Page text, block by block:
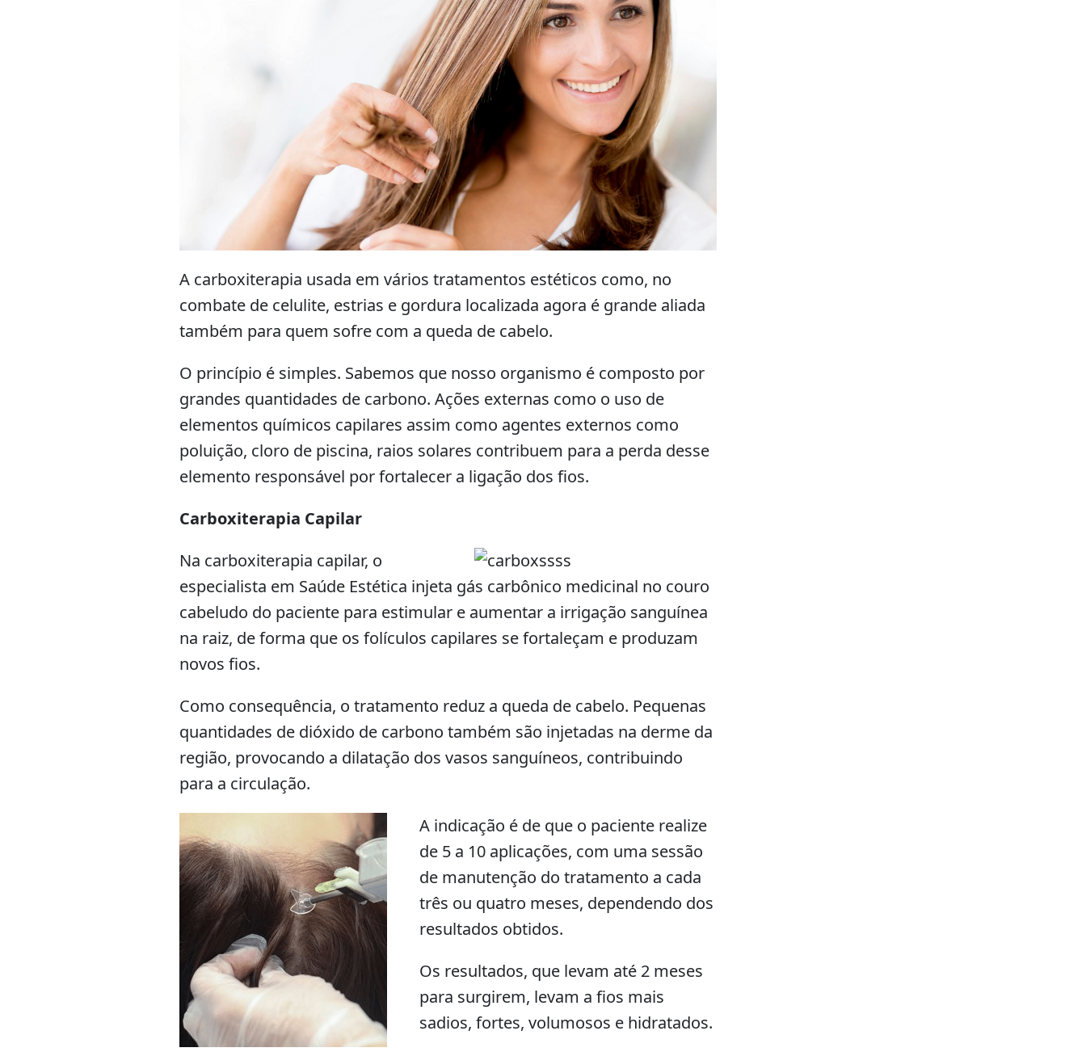
diminuir
o
volume.
A carboxiterapia usada em vários tratamentos estéticos como, no
combate de celulite, estrias e gordura localizada agora é grande aliada
também para quem sofre com a queda de cabelo.
O princípio é simples. Sabemos que nosso organismo é composto por
grandes quantidades de carbono. Ações externas como o uso de
elementos químicos capilares assim como agentes externos como
poluição, cloro de piscina, raios solares contribuem para a perda desse
elemento responsável por fortalecer a ligação dos fios.
Carboxiterapia Capilar
Na carboxiterapia capilar, o
especialista em Saúde Estética injeta gás carbônico medicinal no couro
cabeludo do paciente para estimular e aumentar a irrigação sanguínea
na raiz, de forma que os folículos capilares se fortaleçam e produzam
novos fios.
Como consequência, o tratamento reduz a queda de cabelo. Pequenas
quantidades de dióxido de carbono também são injetadas na derme da
região, provocando a dilatação dos vasos sanguíneos, contribuindo
para a circulação.
A indicação é de que o paciente realize
de 5 a 10 aplicações, com uma sessão
de manutenção do tratamento a cada
três ou quatro meses, dependendo dos
resultados obtidos.
Os resultados, que levam até 2 meses
para surgirem, levam a fios mais
sadios, fortes, volumosos e hidratados.